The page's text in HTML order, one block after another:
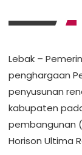
Lebak –
penghargaan
penyusunan
kabupaten
pembangunan
Horison Ultima